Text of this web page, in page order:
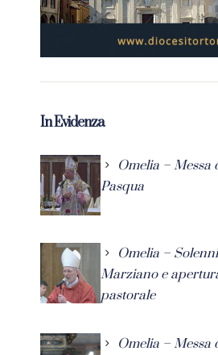
In Evidenza
Omelia – Messa
Pasqua
Omelia –
Marziano e
pastorale
Omelia – Messa